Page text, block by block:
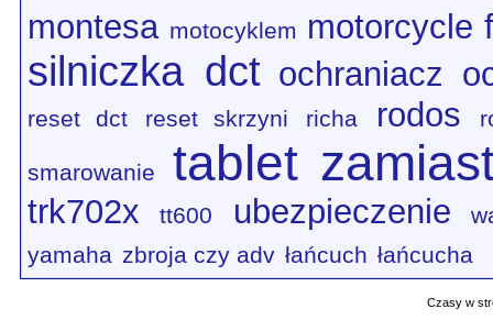
montesa motocyklem motorcycle
silniczka dct ochraniacz
reset dct reset skrzyni richa rodos
smarowanie tablet
trk702x tt600 ubezpieczenie
yamaha zbroja czy adv łańcuch łańcucha
Czasy w